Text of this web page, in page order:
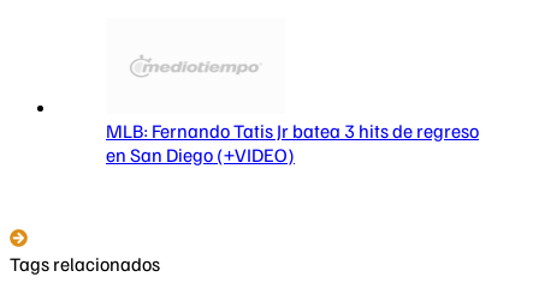
MLB: Fernando Tatis Jr batea 3 hits de regreso
en San Diego (+VIDEO)
Tags relacionados